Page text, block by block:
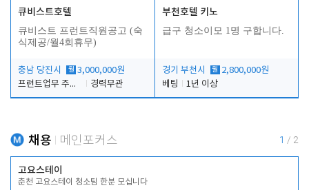
큐비스트호텔
큐비스트 프런트직원공고 (숙
식제공/월4회휴무)
충남 당진시 월 3,000,000원
프런트업무 주간, 야간
경력무관
부천호텔 키노
급구 청소이모 1명 구합니다.
경기 부천시 월 2,800,000원
베팅
1년 이상
채용 메인포커스 1 / 2
고요스테이
춘천 고요스테이 청소팀 한분 모십니다